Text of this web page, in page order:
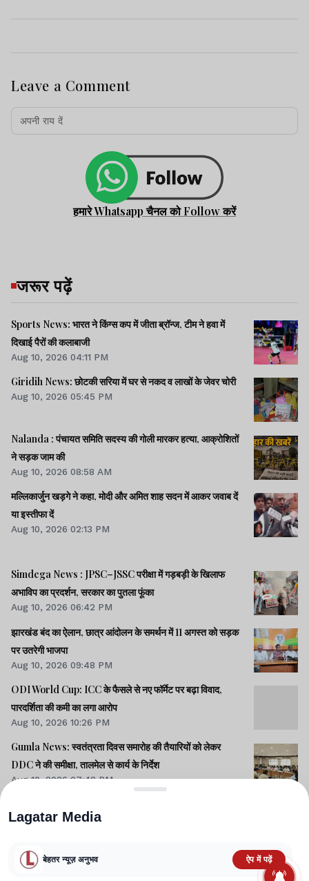
Leave a Comment
हमारे Whatsapp चैनल को Follow करें
जरूर पढ़ें
Sports News: भारत ने किंग्स कप में जीता ब्रॉन्ज, टीम ने हवा में
दिखाई पैरों की कलाबाजी
Aug 10, 2026 04:11 PM
Giridih News: छोटकी सरिया में घर से नकद व लाखों के जेवर चोरी
Aug 10, 2026 05:45 PM
Nalanda : पंचायत समिति सदस्य की गोली मारकर हत्या, आक्रोशितों
ने सड़क जाम की
Aug 10, 2026 08:58 AM
मल्लिकार्जुन खड़गे ने कहा, मोदी और अमित शाह सदन में आकर जवाब दें
या इस्तीफा दें
Aug 10, 2026 02:13 PM
Simdega News : JPSC–JSSC परीक्षा में गड़बड़ी के खिलाफ
अभाविप का प्रदर्शन, सरकार का पुतला फूंका
Aug 10, 2026 06:42 PM
झारखंड बंद का ऐलान, छात्र आंदोलन के समर्थन में 11 अगस्त को सड़क
पर उतरेगी भाजपा
Aug 10, 2026 09:48 PM
ODI World Cup: ICC के फैसले से नए फॉर्मेट पर बढ़ा विवाद,
पारदर्शिता की कमी का लगा आरोप
Aug 10, 2026 10:26 PM
Gumla News: स्वतंत्रता दिवस समारोह की तैयारियों को लेकर
DDC ने की समीक्षा, तालमेल से कार्य के निर्देश
Aug 10, 2026 07:48 PM
Lagatar Media
बेहतर न्यूज़ अनुभव ऐप में पढ़ें